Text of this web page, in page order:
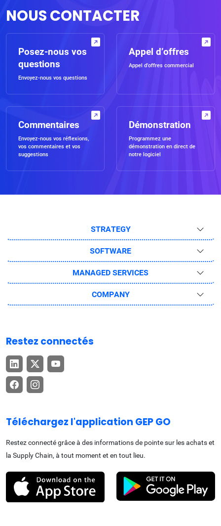
NOUS CONTACTER
Posez-nous vos
questions
Envoyez-nous vos questions
Appel d’offres
Appel d’offres commercial
Commentaires
Envoyez-nous vos réflexions,
vos commentaires et vos
suggestions
Démonstration
Programmez une
démonstration en direct de
notre logiciel
STRATEGY
SOFTWARE
MANAGED SERVICES
COMPANY
Restez connectés
Téléchargez l'application GEP GO
Restez connecté grâce à des informations de pointe sur les achats et
la Supply Chain, à tout moment et en tout lieu.